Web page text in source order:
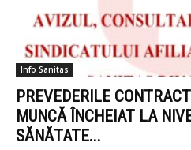
Info Sanitas
PREVEDERILE
MUNCĂ ÎNCHEIAT LA
SĂNĂTATE...